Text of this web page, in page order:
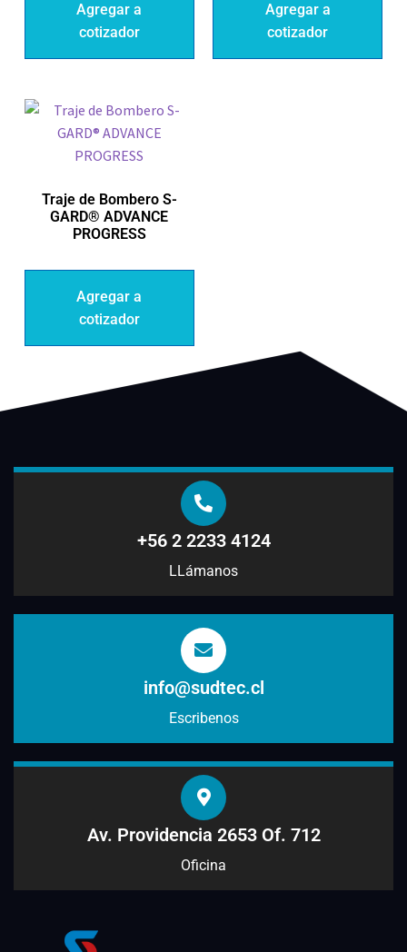
Agregar a
cotizador
Agregar a
cotizador
Traje de Bombero S-
GARD® ADVANCE
PROGRESS
Agregar a
cotizador
+56 2 2233 4124
LLámanos
info@sudtec.cl
Escribenos
Av. Providencia 2653 Of. 712
Oficina